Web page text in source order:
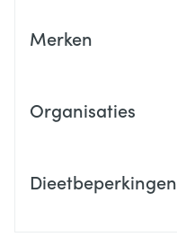
Merken
Organisaties
Dieetbeperkingen